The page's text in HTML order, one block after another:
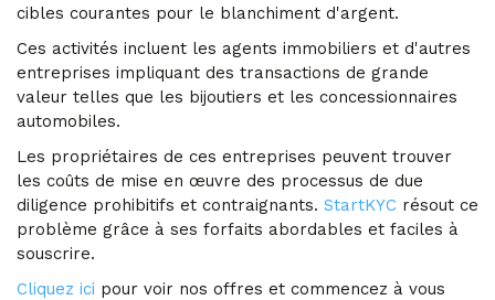
cibles courantes pour le blanchiment d'argent.
Ces activités incluent les agents immobiliers et d'autres
entreprises impliquant des transactions de grande
valeur telles que les bijoutiers et les concessionnaires
automobiles.
Les propriétaires de ces entreprises peuvent trouver
les coûts de mise en œuvre des processus de due
diligence prohibitifs et contraignants. StartKYC résout ce
problème grâce à ses forfaits abordables et faciles à
souscrire.
Cliquez ici pour voir nos offres et commencez à vous